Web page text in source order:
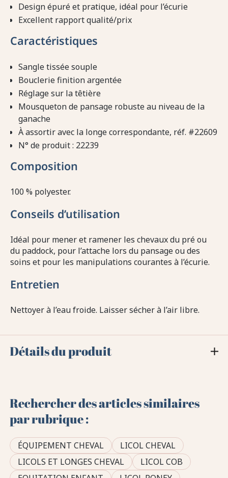
Design épuré et pratique, idéal pour l’écurie
Excellent rapport qualité/prix
Caractéristiques
Sangle tissée souple
Bouclerie finition argentée
Réglage sur la têtière
Mousqueton de pansage robuste au niveau de la
ganache
À assortir avec la longe correspondante, réf. #22609
N° de produit : 22239
Composition
100 % polyester.
Conseils d’utilisation
Idéal pour mener et ramener les chevaux du pré ou
du paddock, pour l’attache lors du pansage ou des
soins et pour les manipulations courantes à l’écurie.
Entretien
Nettoyer à l’eau froide. Laisser sécher à l’air libre.
Détails du produit
Rechercher des articles similaires
par rubrique :
ÉQUIPEMENT CHEVAL
LICOL CHEVAL
LICOLS ET LONGES CHEVAL
LICOL COB